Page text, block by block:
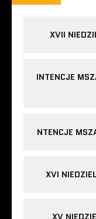
XVII
INTENCJE
NTENCJE
XVI
XV